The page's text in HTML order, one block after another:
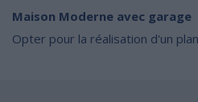
Maison Moderne avec garage
Opter pour la réalisation d'un